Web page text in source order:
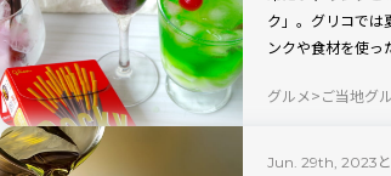
ク」。グリコでは
ンクや食材を使っ
ヤルさわやかポッ
グルメ ご当地グ
Jun. 29th, 2023